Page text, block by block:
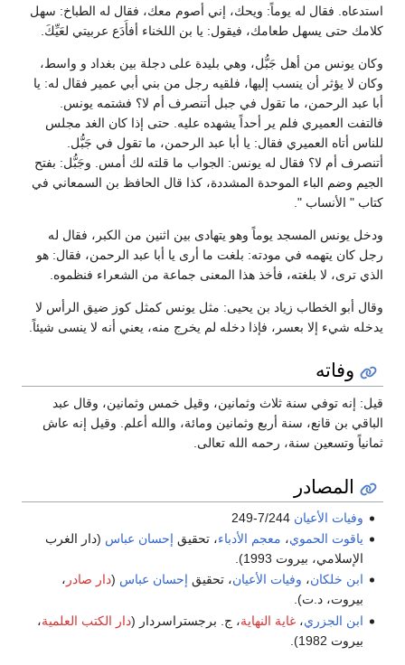
استدعاه. فقال له يوماً: ويحك، إني أصوم معك، فقال له الطباخ: سهل
كلامك حتى يسهل طعامك، فيقول: يا بن اللخناء أفأَدَع عربيتي لعَيِّكَ.
وكان يونس من أهل جَبُّل، وهي بليدة على دجلة بين بغداد و واسط،
وكان لا يؤثر أن ينسب إليها، فلقيه رجل من بني أبي عمير فقال له: يا
أبا عبد الرحمن، ما تقول في جبل أتنصرف أم لا؟ فشتمه يونس.
فالتفت العميري فلم ير أحداً يشهده عليه. حتى إذا كان الغد مجلس
للناس أتاه العميري فقال: يا أبا عبد الرحمن، ما تقول في جَبُّل.
أتنصرف أم لا؟ فقال له يونس: الجواب ما قلته لك أمس. وجَبُّل: بفتح
الجيم وضم الباء الموحدة المشددة، كذا قال الحافظ بن السمعاني في
كتاب " الأنساب ".
ودخل يونس المسجد يوماً وهو يتهادى بين اثنين من الكبر، فقال له
رجل كان يتهمه في مودته: بلغت ما أرى يا أبا عبد الرحمن، فقال: هو
الذي ترى، لا بلغته، فأخذ هذا المعنى جماعة من الشعراء فنظموه.
وقال أبو الخطاب زياد بن يحيى: مثل يونس كمثل كوز ضيق الرأس لا
يدخله شيء إلا بعسر، فإذا دخله لم يخرج منه، يعني أنه لا ينسى شيئاً.
وفاته
قيل: إنه توفي سنة ثلاث وثمانين، وقيل خمس وثمانين، وقال عبد
الباقي بن قانع، سنة أربع وثمانين ومائة، والله أعلم. وقيل إنه عاش
ثمانياً وتسعين سنة، رحمه الله تعالى.
المصادر
وفيات الأعيان 7/244-249
ياقوت الحموي، معجم الأدباء، تحقيق إحسان عباس (دار الغرب
الإسلامي، بيروت 1993).
ابن خلكان، وفيات الأعيان، تحقيق إحسان عباس (دار صادر ،
بيروت، د.ت).
ابن الجزري،غاية النهاية، ج. برجستراسردار (دار الكتب العلمية،
بيروت 1982).